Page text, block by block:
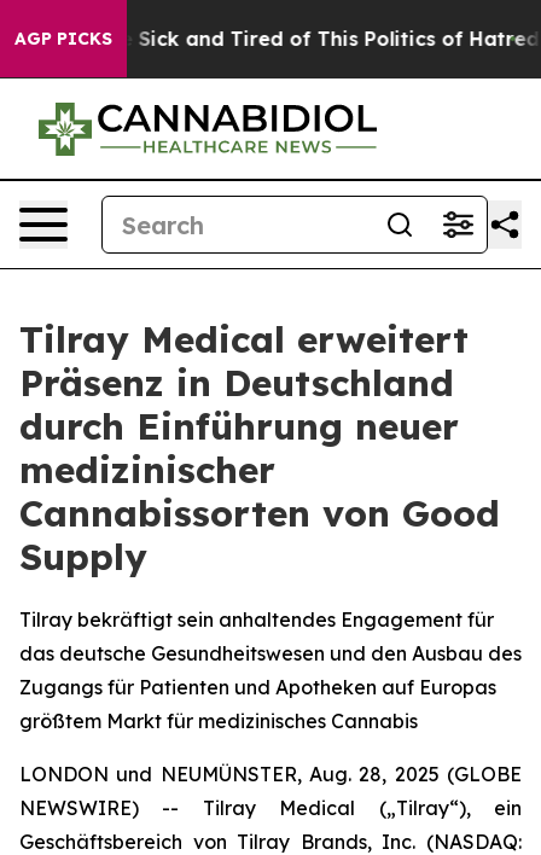
AGP PICKS
Are Sick and Tired of This Politics of Hatred” The
Tilray Medical erweitert
Präsenz in Deutschland
durch Einführung neuer
medizinischer
Cannabissorten von Good
Supply
Tilray bekräftigt sein anhaltendes Engagement für
das deutsche Gesundheitswesen und den Ausbau des
Zugangs für Patienten und Apotheken auf Europas
größtem Markt für medizinisches Cannabis
LONDON und NEUMÜNSTER, Aug. 28, 2025 (GLOBE
NEWSWIRE) -- Tilray Medical („Tilray“), ein
Geschäftsbereich von Tilray Brands, Inc. (NASDAQ: